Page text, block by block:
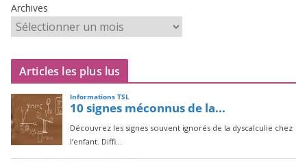
Archives
Articles les plus lus